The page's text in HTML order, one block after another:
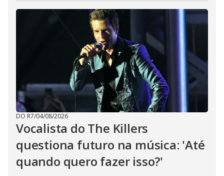
DO R7/04/08/2026
Vocalista do The Killers
questiona futuro na música: 'Até
quando quero fazer isso?'